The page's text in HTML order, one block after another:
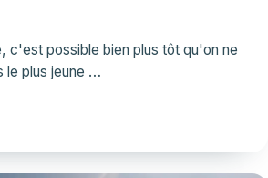
c'est possible bien plus tôt qu'on ne
le plus jeune …